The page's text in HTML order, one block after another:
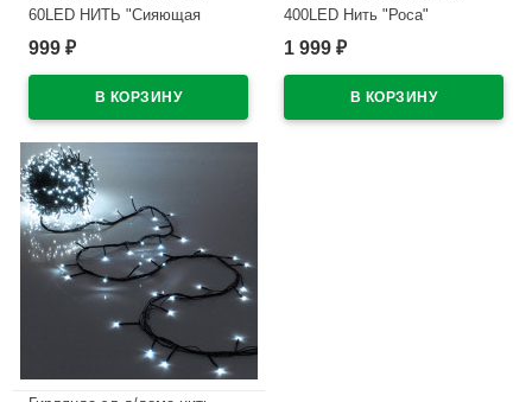
60LED НИТЬ "Сияющая
капля" цв.мульти (св.провод)
арт.725-0048
999 ₽
400LED Нить "Роса"
цв.мульти 8реж IP-20 арт.725-
1 999 ₽